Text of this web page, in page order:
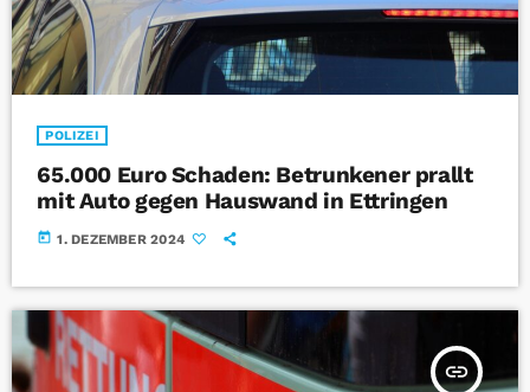
POLIZEI
65.000 Euro Schaden: Betrunkener prallt
mit Auto gegen Hauswand in Ettringen
today 1. DEZEMBER 2024
insert_link